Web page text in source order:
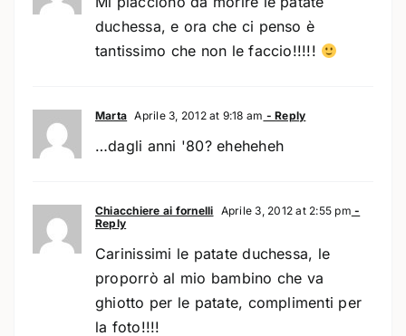
duchessa, e ora che ci penso è
tantissimo che non le faccio!!!!!
Marta Aprile 3, 2012 at 9:18 am - Reply
…dagli anni '80? eheheheh
Chiacchiere ai fornelli Aprile 3, 2012 at 2:55 pm -
Reply
Carinissimi le patate duchessa, le
proporrò al mio bambino che va
ghiotto per le patate, complimenti per
la foto!!!!